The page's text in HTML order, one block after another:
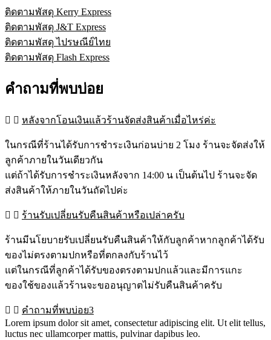
ติดตามพัสดุ Kerry Express
ติดตามพัสดุ J&T Express
ติดตามพัสดุ ไปรษณีย์ไทย
ติดตามพัสดุ Flash Express
คำถามที่พบบ่อย
หลังจากโอนเงินแล้วร้านจัดส่งสินค้าเมื่อไหร่ค่ะ
ในกรณีที่ร้านได้รับการชำระเงินก่อนบ่าย 2 โมง ร้านจะจัดส่งให้
ลูกค้าภายในวันเดียวกัน
แต่ถ้าได้รับการชำระเงินหลังจาก 14:00 น เป็นต้นไป ร้านจะจัด
ส่งสินค้าให้ภายในวันถัดไปค่ะ
ร้านรับเปลี่ยนรับคืนสินค้าหรือเปล่าครับ
ร้านมีนโยบายรับเปลี่ยนรับคืนสินค้าให้กับลูกค้าหากลูกค้าได้รับ
ของไม่ตรงตามปกหรือที่ตกลงกับร้านไว้
แต่ในกรณีที่ลูกค้าได้รับของตรงตามปกแล้วและมีการแกะ
ของใช้ของแล้วร้านจะขออนุญาตไม่รับคืนสินค้าครับ
คำถามที่พบบ่อย3
Lorem ipsum dolor sit amet, consectetur adipiscing elit. Ut elit tellus,
luctus nec ullamcorper mattis, pulvinar dapibus leo.